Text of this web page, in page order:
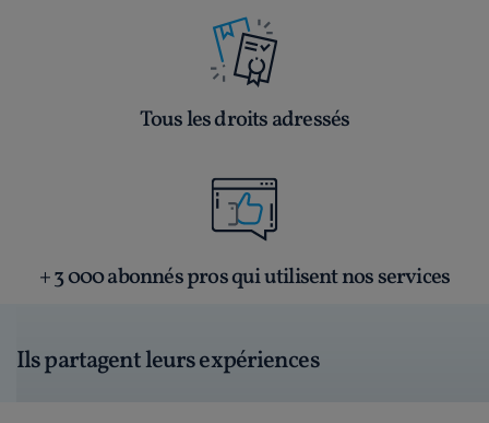
Tous les droits adressés
+ 3 000 abonnés pros qui utilisent nos services
Ils partagent leurs expériences